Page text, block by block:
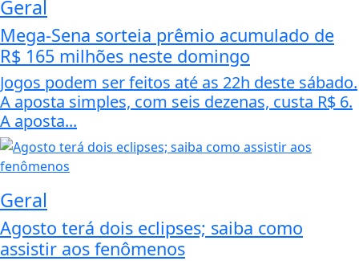
Geral
Mega-Sena sorteia prêmio acumulado de
R$ 165 milhões neste domingo
Jogos podem ser feitos até as 22h deste sábado.
A aposta simples, com seis dezenas, custa R$ 6.
A aposta...
Geral
Agosto terá dois eclipses; saiba como
assistir aos fenômenos